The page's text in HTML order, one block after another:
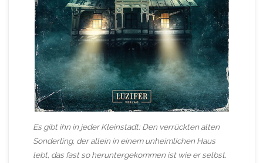
Es gibt ihn in jeder Kleinstadt: Den verrückten alten
Sonderling, der allein in einem unheimlichen Haus
lebt, das fast so heruntergekommen ist wie er selbst.